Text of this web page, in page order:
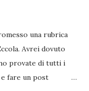
una rubrica
Avrei dovuto
provate di tutti i
fare un post